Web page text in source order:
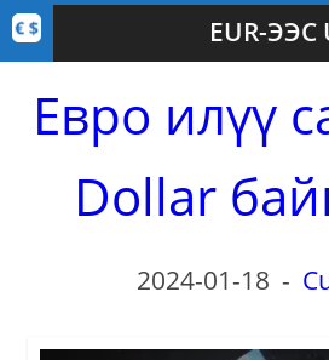
EUR-ЭЭС
Евро илүү
Dollar
2024-01-18 -